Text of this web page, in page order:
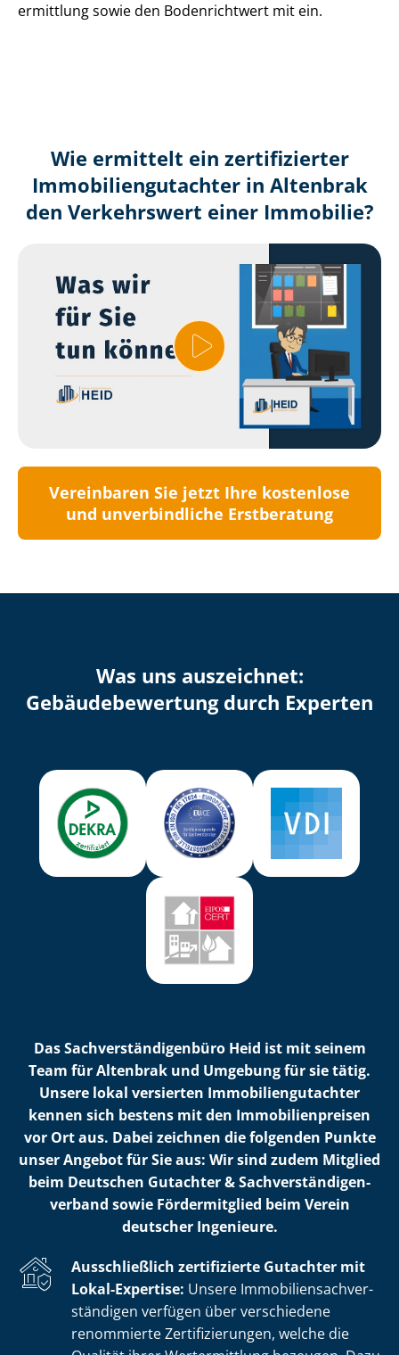
ermitt­lung sowie den Bodenrichtwert mit ein.
Wie ermittelt ein zertifizierter
Immobilien­gutachter in Altenbrak
den Verkehrswert einer Immobilie?
Vereinbaren Sie jetzt Ihre kostenlose
und unverbindliche Erstberatung
Was uns auszeichnet:
Ge­bäu­de­be­wer­tung durch Experten
Das Sach­ver­stän­di­gen­bü­ro Heid ist mit seinem
Team für Altenbrak und Umgebung für sie tätig.
Unsere lokal versierten Im­mo­bi­li­en­gut­ach­ter
kennen sich bestens mit den Im­mo­bi­li­en­prei­sen
vor Ort aus. Dabei zeichnen die folgenden Punkte
unser Angebot für Sie aus: Wir sind zudem Mitglied
beim Deutschen Gutachter & Sach­ver­stän­di­gen­
ver­band sowie Fördermitglied beim Verein
deutscher Ingenieure.
Ausschließlich zertifizierte Gutachter mit
Lokal-Expertise: Unsere Im­mo­bi­li­en­sach­ver­
stän­di­gen verfügen über verschiedene
renommierte Zer­ti­fi­zie­run­gen, welche die